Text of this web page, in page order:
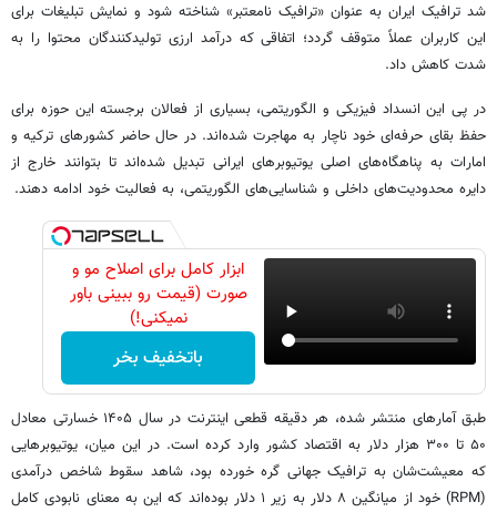
شد ترافیک ایران به عنوان «ترافیک نامعتبر» شناخته شود و نمایش تبلیغات برای
این کاربران عملاً متوقف گردد؛ اتفاقی که درآمد ارزی تولیدکنندگان محتوا را به
شدت کاهش داد.
در پی این انسداد فیزیکی و الگوریتمی، بسیاری از فعالان برجسته این حوزه برای
حفظ بقای حرفه‌ای خود ناچار به مهاجرت شده‌اند. در حال حاضر کشورهای ترکیه و
امارات به پناهگاه‌های اصلی یوتیوبرهای ایرانی تبدیل شده‌اند تا بتوانند خارج از
دایره محدودیت‌های داخلی و شناسایی‌های الگوریتمی، به فعالیت خود ادامه دهند.
ابزار کامل برای اصلاح مو و
صورت (قیمت رو ببینی باور
نمیکنی!)
باتخفیف بخر
طبق آمارهای منتشر شده، هر دقیقه قطعی اینترنت در سال ۱۴۰۵ خسارتی معادل
۵۰ تا ۳۰۰ هزار دلار به اقتصاد کشور وارد کرده است. در این میان، یوتیوبرهایی
که معیشت‌شان به ترافیک جهانی گره خورده بود، شاهد سقوط شاخص درآمدی
(RPM) خود از میانگین ۸ دلار به زیر ۱ دلار بوده‌اند که این به معنای نابودی کامل